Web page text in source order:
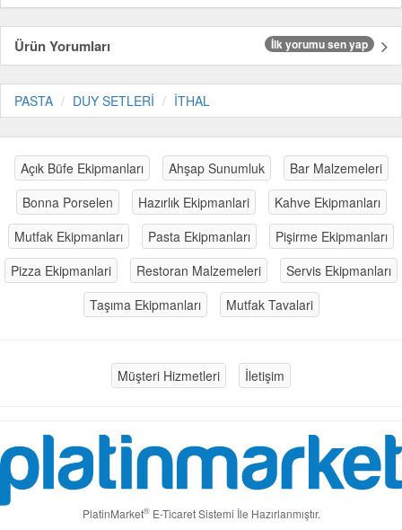
Ürün Yorumları İlk yorumu sen yap
PASTA DUY SETLERİ İTHAL
Açık Büfe Ekipmanları Ahşap Sunumluk
Bar Malzemeleri
Bonna Porselen
Hazırlık Ekipmanlari
Kahve Ekipmanları
Mutfak Ekipmanları
Pasta Ekipmanları
Pişirme Ekipmanları
Pizza Ekipmanlari
Restoran Malzemeleri
Servis Ekipmanları
Taşıma Ekipmanları
Mutfak Tavalari
Müşteri Hizmetleri İletişim
PlatinMarket®E-Ticaret Sistemi İle Hazırlanmıştır.